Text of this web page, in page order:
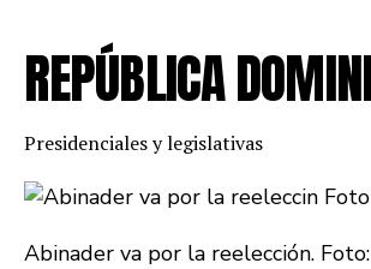
REPÚBLICA
Presidenciales y legislativas
Abinader va por la reelección.